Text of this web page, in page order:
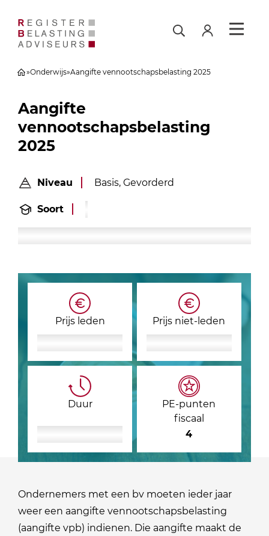
»Onderwijs»Aangifte vennootschapsbelasting 2025
Aangifte
vennootschapsbelasting
2025
Niveau Basis, Gevorderd
Soort
Prijs leden Prijs niet-leden
Duur
PE-punten
fiscaal
4
Ondernemers met een bv moeten ieder jaar
weer een aangifte vennootschapsbelasting
(aangifte vpb) indienen. Die aangifte maakt de